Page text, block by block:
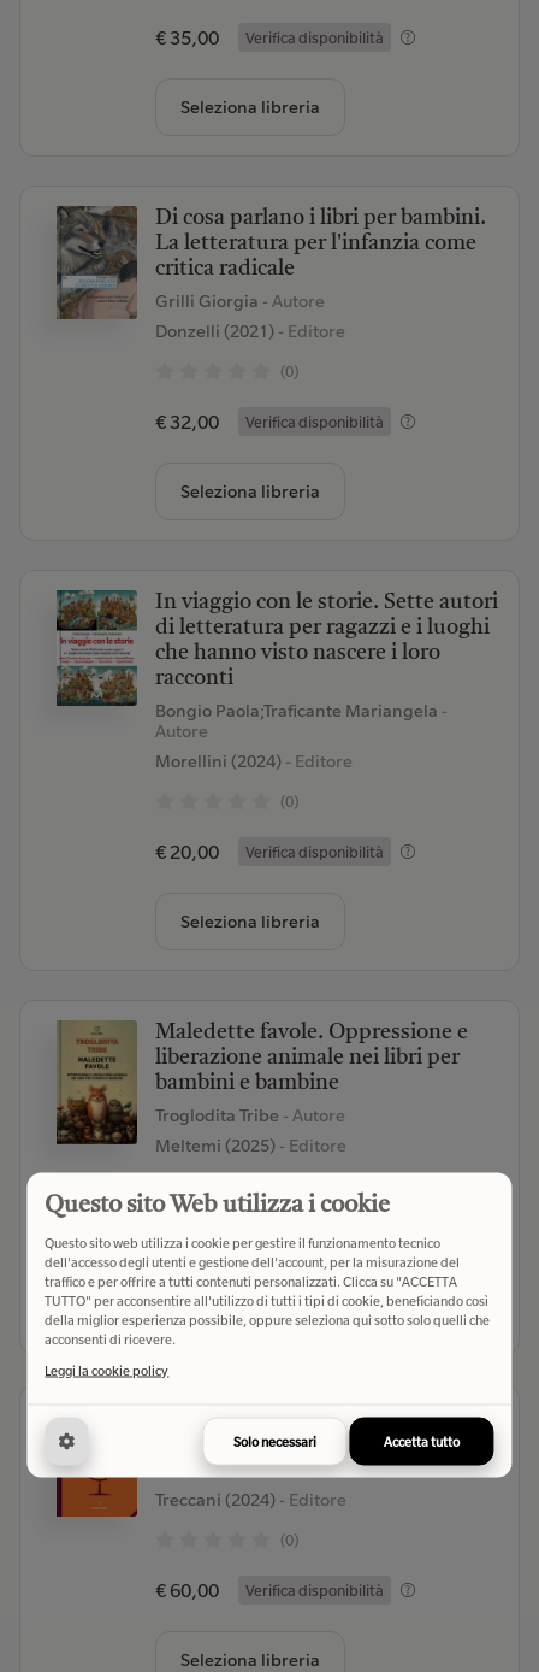
€ 35,00 Verifica disponibilità
Seleziona libreria
Di cosa parlano i libri per bambini.
La letteratura per l'infanzia come
critica radicale
Grilli Giorgia - Autore
Donzelli (2021)- Editore
(0)
€ 32,00 Verifica disponibilità
Seleziona libreria
In viaggio con le storie. Sette autori
di letteratura per ragazzi e i luoghi
che hanno visto nascere i loro
racconti
Bongio Paola;Traficante Mariangela -
Autore
Morellini (2024)- Editore
(0)
€ 20,00 Verifica disponibilità
Seleziona libreria
Maledette favole. Oppressione e
liberazione animale nei libri per
bambini e bambine
Troglodita Tribe - Autore
Meltemi (2025)- Editore
€ 15,00 Verifica disponibilità
Seleziona libreria
Atlante Pinocchio. La diffusione del
romanzo di Carlo Collodi nel
mondo
Treccani (2024)- Editore
(0)
€ 60,00 Verifica disponibilità
Seleziona libreria
Questo sito Web utilizza i cookie
Questo sito web utilizza i cookie per gestire il funzionamento tecnico
dell'accesso degli utenti e gestione dell'account, per la misurazione del
traffico e per offrire a tutti contenuti personalizzati. Clicca su "ACCETTA
TUTTO" per acconsentire all'utilizzo di tutti i tipi di cookie, beneficiando così
della miglior esperienza possibile, oppure seleziona qui sotto solo quelli che
acconsenti di ricevere.
Leggi la cookie policy
Solo necessari Accetta tutto